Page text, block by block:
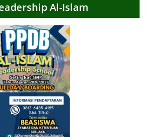
Al-Islam